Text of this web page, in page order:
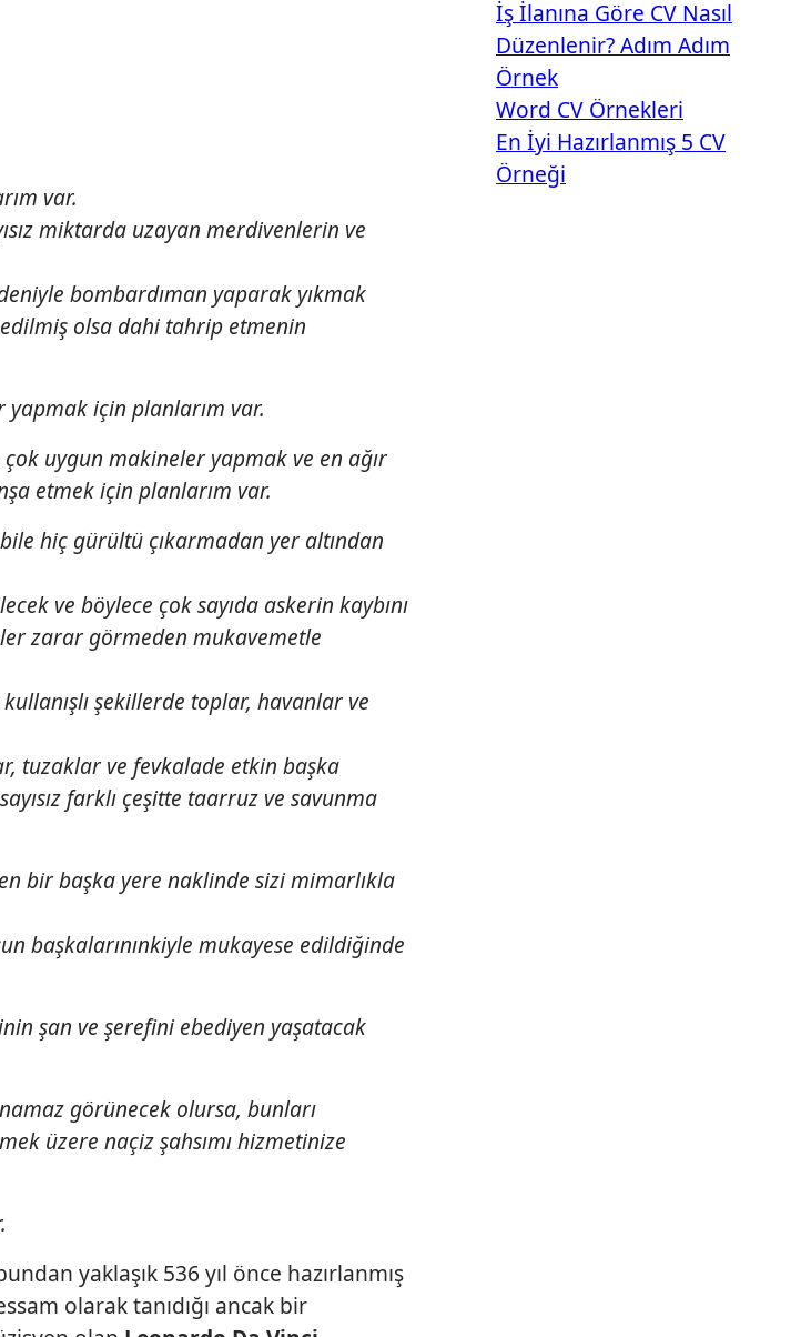
var.
miktarda uzayan merdivenlerin ve
bombardıman yaparak yıkmak
edilmiş olsa dahi tahrip etmenin
yapmak için planlarım var.
uygun makineler yapmak ve en ağır
etmek için planlarım var.
hiç gürültü çıkarmadan yer altından
ve böylece çok sayıda askerin kaybını
zarar görmeden mukavemetle
şekillerde toplar, havanlar ve
tuzaklar ve fevkalade etkin başka
farklı çeşitte taarruz ve savunma
bir başka yere naklinde sizi mimarlıkla
başkalarınınkiyle mukayese edildiğinde
şan ve şerefini ebediyen yaşatacak
görünecek olursa, bunları
üzere naçiz şahsımı hizmetinize
yaklaşık 536 yıl önce hazırlanmış
olarak tanıdığı ancak bir
İş İlanına Göre CV Nasıl
Düzenlenir? Adım Adım
Örnek
Word CV Örnekleri
En İyi Hazırlanmış 5 CV
Örneği